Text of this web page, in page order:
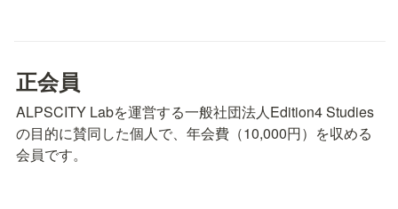
正会員
ALPSCITY Labを運営する一般社団法人Edition4 Studies
の目的に賛同した個人で、年会費（10,000円）を収める
会員です。